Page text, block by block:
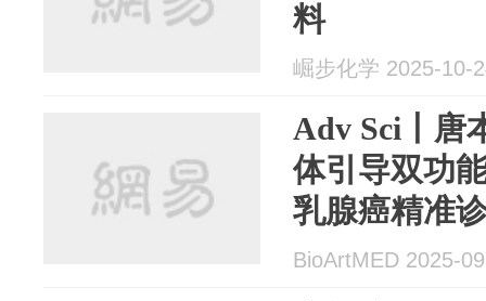
料
崛步化学 2025-10-
Adv Sci丨唐
体引导双功
乳腺癌精准
BioArtMED 2025-